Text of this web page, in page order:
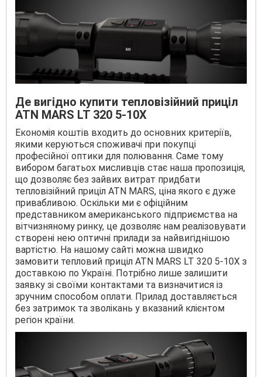
Де вигідно купити тепловізійний приціл
ATN MARS LT 320 5-10X
Економія коштів входить до основних критеріїв,
якими керуються споживачі при покупці
професійної оптики для полювання. Саме тому
вибором багатьох мисливців стає наша пропозиція,
що дозволяє без зайвих витрат придбати
тепловізійний приціл ATN MARS, ціна якого є дуже
привабливою. Оскільки ми є офіційним
представником американського підприємства на
вітчизняному ринку, це дозволяє нам реалізовувати
створені нею оптичні прилади за найвигіднішою
вартістю. На нашому сайті можна швидко
замовити тепловий приціл ATN MARS LT 320 5-10X з
доставкою по Україні. Потрібно лише залишити
заявку зі своїми контактами та визначитися із
зручним способом оплати. Прилад доставляється
без затримок та зволікань у вказаний клієнтом
регіон країни.